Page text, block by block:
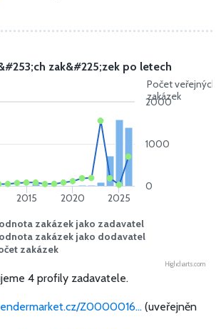
Počet veřejných
zakázek
zak&#225;zek po letech
zakázek jako zadavatel
zakázek jako dodavatel
zakázek
2015 2020 2025
0
1000
2000
Highcharts.com
4 profily zadavatele.
Z0000016... (uveřejněn